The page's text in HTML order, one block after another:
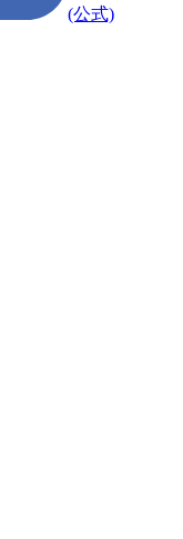
(公式)